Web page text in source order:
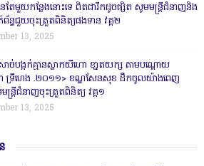
តែមួយកន្លែងនោះទេ ពិតជារីកដូចផ្សិត សូមមន្ត្រីជំនាញនិង
ព័ន្ធជួយចុះត្រួតពិនិត្យផងទាន វគ្គ២
13, 2025
ាច់បង្កក់គ្មានស្លាកយីហោ ខា្នតយក្ស តាមបណ្តោយ
ា ទ្រីហេង .២០១១> ខណ្ឌសែនសុខ ដឹកចូលយ៉ាងពេញ
ត្រីជំនាញចុះត្រួតពិនិត្យ វគ្គ១
13, 2025